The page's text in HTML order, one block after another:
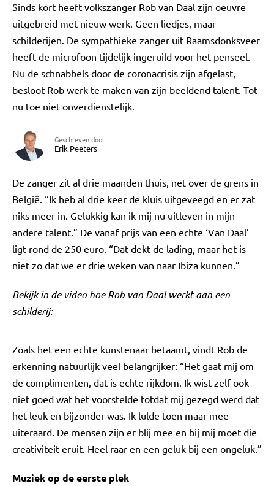
Sinds kort heeft volkszanger Rob van Daal zijn oeuvre
uitgebreid met nieuw werk. Geen liedjes, maar
schilderijen. De sympathieke zanger uit Raamsdonksveer
heeft de microfoon tijdelijk ingeruild voor het penseel.
Nu de schnabbels door de coronacrisis zijn afgelast,
besloot Rob werk te maken van zijn beeldend talent. Tot
nu toe niet onverdienstelijk.
Geschreven door
Erik Peeters
De zanger zit al drie maanden thuis, net over de grens in
België. “Ik heb al drie keer de kluis uitgeveegd en er zat
niks meer in. Gelukkig kan ik mij nu uitleven in mijn
andere talent.” De vanaf prijs van een echte ‘Van Daal’
ligt rond de 250 euro. “Dat dekt de lading, maar het is
niet zo dat we er drie weken van naar Ibiza kunnen.”
Bekijk in de video hoe Rob van Daal werkt aan een
schilderij:
Zoals het een echte kunstenaar betaamt, vindt Rob de
erkenning natuurlijk veel belangrijker: “Het gaat mij om
de complimenten, dat is echte rijkdom. Ik wist zelf ook
niet goed wat het voorstelde totdat mij gezegd werd dat
het leuk en bijzonder was. Ik lulde toen maar mee
uiteraard. De mensen zijn er blij mee en bij mij moet die
creativiteit eruit. Heel raar en een geluk bij een ongeluk.”
Muziek op de eerste plek